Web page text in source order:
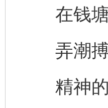
在钱塘
弄潮搏
精神的